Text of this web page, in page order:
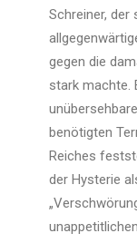
Schreiner, der
gegen die
stark machte.
benötigten
Reiches
der Hysterie